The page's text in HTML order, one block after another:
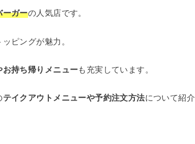
ーガーの人気店です。
ピングが魅力。
お持ち帰りメニューも充実しています。
テイクアウトメニューや予約注文方法について紹介